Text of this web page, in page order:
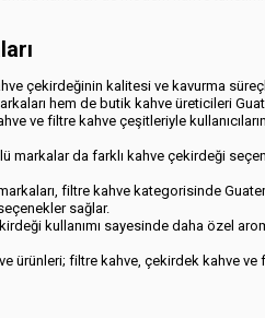
çekirdeğinin kalitesi ve kavurma
hem de butik kahve üreticileri
ve filtre kahve çeşitleriyle
markalar da farklı kahve çekirdeği
filtre kahve kategorisinde
sağlar.
kullanımı sayesinde daha özel
ürünleri; filtre kahve, çekirdek kahve